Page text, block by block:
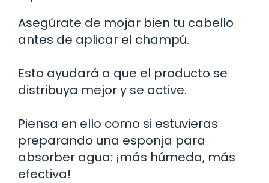
Asegúrate de mojar bien tu cabello
antes de aplicar el champú.
Esto ayudará a que el producto se
distribuya mejor y se active.
Piensa en ello como si estuvieras
preparando una esponja para
absorber agua: ¡más húmeda, más
efectiva!